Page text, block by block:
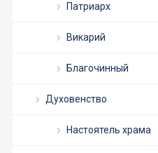
Патриарх
Викарий
Благочинный
Духовенство
Настоятель храма